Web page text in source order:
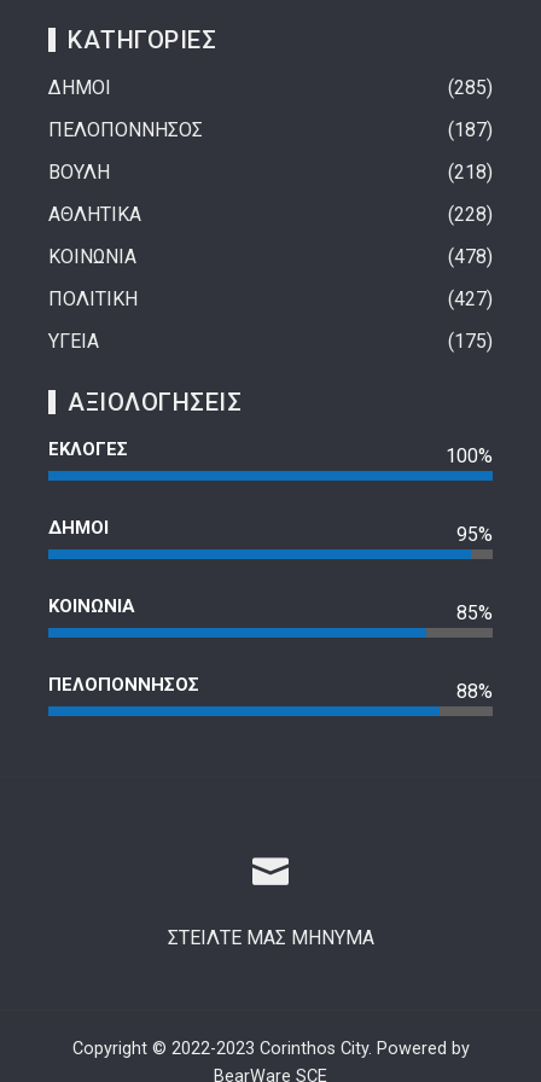
ΚΑΤΗΓΟΡΙΕΣ
ΔΗΜΟΙ
285
ΠΕΛΟΠΟΝΝΗΣΟΣ
187
ΒΟΥΛΗ
218
ΑΘΛΗΤΙΚΑ
228
ΚΟΙΝΩΝΙΑ
478
ΠΟΛΙΤΙΚΗ
427
ΥΓΕΙΑ
175
ΑΞΙΟΛΟΓΗΣΕΙΣ
ΕΚΛΟΓΕΣ 100%
ΔΗΜΟΙ 95%
ΚΟΙΝΩΝΙΑ 85%
ΠΕΛΟΠΟΝΝΗΣΟΣ 88%
ΣΤΕΙΛΤΕ ΜΑΣ ΜΗΝΥΜΑ
Copyright © 2022-2023 Corinthos City. Powered by
BearWare SCE